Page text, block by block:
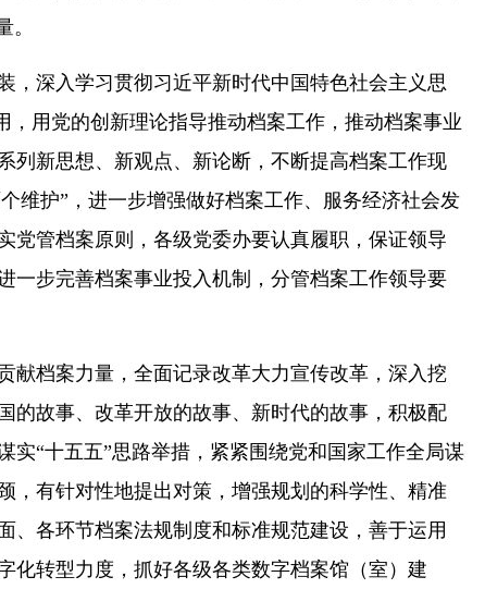
，深入学习贯彻习近平新时代中国特色社会主义思
用党的创新理论指导推动档案工作，推动档案事业
列新思想、新观点、新论断，不断提高档案工作现
维护”，进一步增强做好档案工作、服务经济社会发
党管档案原则，各级党委办要认真履职，保证领导
一步完善档案事业投入机制，分管档案工作领导要
献档案力量，全面记录改革大力宣传改革，深入挖
的故事、改革开放的故事、新时代的故事，积极配
“十五五”思路举措，紧紧围绕党和国家工作全局谋
，有针对性地提出对策，增强规划的科学性、精准
、各环节档案法规制度和标准规范建设，善于运用
化转型力度，抓好各级各类数字档案馆（室）建